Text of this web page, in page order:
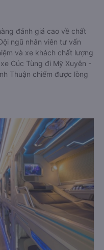
đánh giá cao về chất
ngũ nhân viên tư vấn
và xe khách chất lượng
Cúc Tùng đi Mỹ Xuyên -
Thuận chiếm được lòng